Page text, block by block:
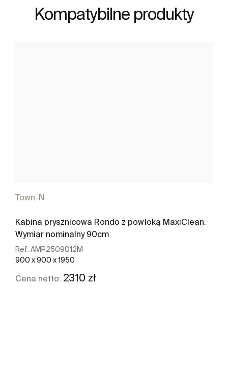
Kompatybilne produkty
Town-N
Kabina prysznicowa Rondo z powłoką MaxiClean.
Wymiar nominalny 90cm
Ref: AMP2509012M
900 x 900 x 1950
Cena netto: 2310 zł